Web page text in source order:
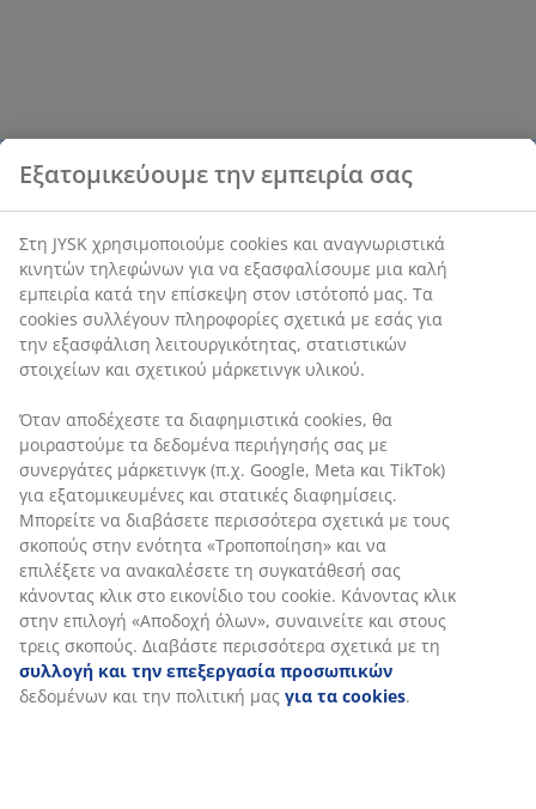
Εξατομικεύουμε την εμπειρία σας
Στη JYSK χρησιμοποιούμε cookies και αναγνωριστικά
κινητών τηλεφώνων για να εξασφαλίσουμε μια καλή
εμπειρία κατά την επίσκεψη στον ιστότοπό μας. Τα
cookies συλλέγουν πληροφορίες σχετικά με εσάς για
την εξασφάλιση λειτουργικότητας, στατιστικών
στοιχείων και σχετικού μάρκετινγκ υλικού.
Όταν αποδέχεστε τα διαφημιστικά cookies, θα
μοιραστούμε τα δεδομένα περιήγησής σας με
συνεργάτες μάρκετινγκ (π.χ. Google, Meta και TikTok)
για εξατομικευμένες και στατικές διαφημίσεις.
Μπορείτε να διαβάσετε περισσότερα σχετικά με τους
σκοπούς στην ενότητα «Τροποποίηση» και να
επιλέξετε να ανακαλέσετε τη συγκατάθεσή σας
κάνοντας κλικ στο εικονίδιο του cookie. Κάνοντας κλικ
στην επιλογή «Αποδοχή όλων», συναινείτε και στους
τρεις σκοπούς. Διαβάστε περισσότερα σχετικά με τη
συλλογή και την επεξεργασία προσωπικών
δεδομένων και την πολιτική μας για τα cookies.